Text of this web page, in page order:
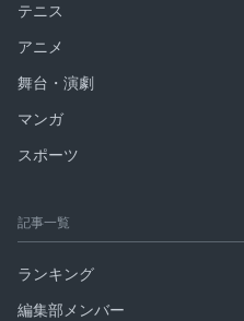
テニス
アニメ
舞台・演劇
マンガ
スポーツ
記事一覧
ランキング
編集部メンバー